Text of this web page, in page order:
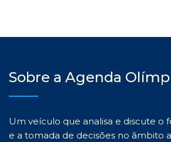
Sobre a Agenda
Um veículo que analisa e discute o
e a tomada de decisões no âmbito